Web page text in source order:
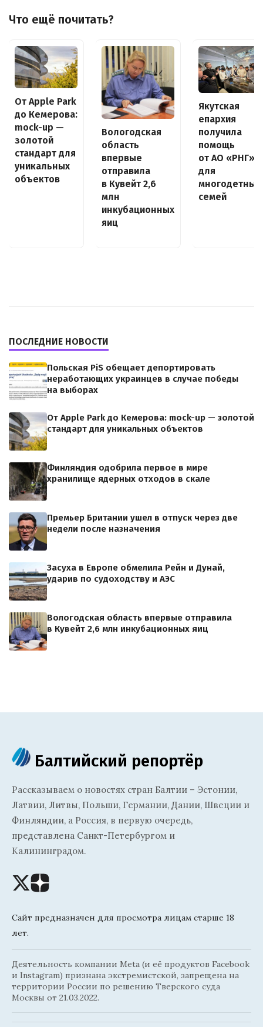
Что ещё почитать?
От Apple Park
до Кемерова:
mock-up —
золотой
стандарт для
уникальных
объектов
Вологодская
область
впервые
отправила
в Кувейт 2,6
млн
инкубационных
яиц
Якутская
епархия
получила
помощь
от АО «РНГ»
для
многодетных
семей
ПОСЛЕДНИЕ НОВОСТИ
Польская PiS обещает депортировать
неработающих украинцев в случае победы
на выборах
От Apple Park до Кемерова: mock-up — золотой
стандарт для уникальных объектов
Финляндия одобрила первое в мире
хранилище ядерных отходов в скале
Премьер Британии ушел в отпуск через две
недели после назначения
Засуха в Европе обмелила Рейн и Дунай,
ударив по судоходству и АЭС
Вологодская область впервые отправила
в Кувейт 2,6 млн инкубационных яиц
Балтийский репортёр
Рассказываем о новостях стран Балтии – Эстонии,
Латвии, Литвы, Польши, Германии, Дании, Швеции и
Финляндии, а Россия, в первую очередь,
представлена Санкт-Петербургом и
Калининградом.
Сайт предназначен для просмотра лицам старше 18
лет.
Деятельность компании Meta (и её продуктов Facebook
и Instagram) признана экстремистской, запрещена на
территории России по решению Тверского суда
Москвы от 21.03.2022.